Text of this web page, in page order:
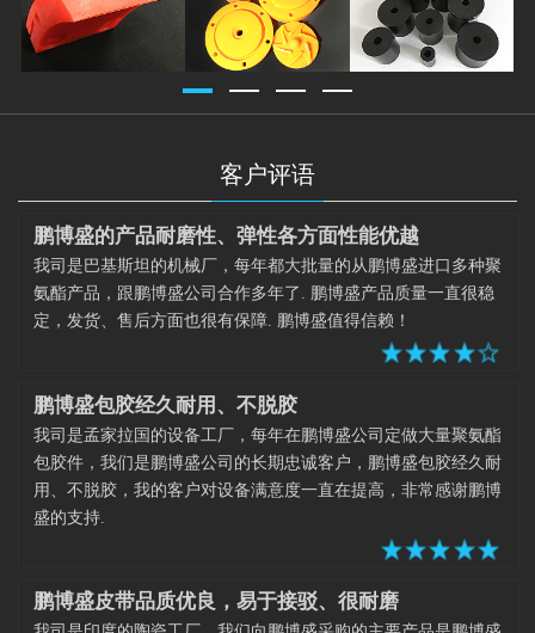
客户评语
鹏博盛的产品耐磨性、弹性各方面性能优越
我司是巴基斯坦的机械厂，每年都大批量的从鹏博盛进口多种聚
氨酯产品，跟鹏博盛公司合作多年了. 鹏博盛产品质量一直很稳
定，发货、售后方面也很有保障. 鹏博盛值得信赖！
鹏博盛包胶经久耐用、不脱胶
我司是孟家拉国的设备工厂，每年在鹏博盛公司定做大量聚氨酯
包胶件，我们是鹏博盛公司的长期忠诚客户，鹏博盛包胶经久耐
用、不脱胶，我的客户对设备满意度一直在提高，非常感谢鹏博
盛的支持.
鹏博盛皮带品质优良，易于接驳、很耐磨